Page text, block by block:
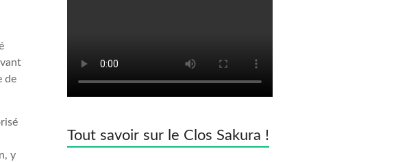
de
y
Tout savoir sur le Clos Sakura !